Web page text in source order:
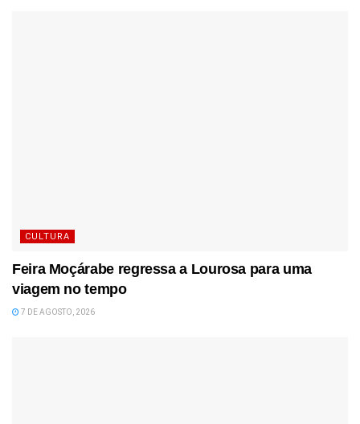
CULTURA
Feira Moçárabe regressa a Lourosa para uma
viagem no tempo
7 DE AGOSTO, 2026